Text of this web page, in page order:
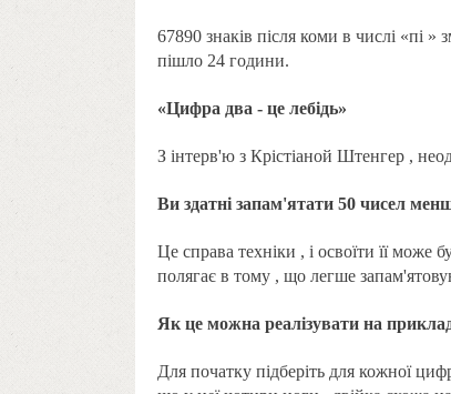
67890 знаків після коми в числі «пі
пішло 24 години.
«Цифра два - це лебідь»
З інтерв'ю з Крістіаной Штенгер ,
Ви здатні запам'ятати 50 чисел
Це справа техніки , і освоїти її
полягає в тому , що легше
Як це можна реалізувати на
Для початку підберіть для кожної